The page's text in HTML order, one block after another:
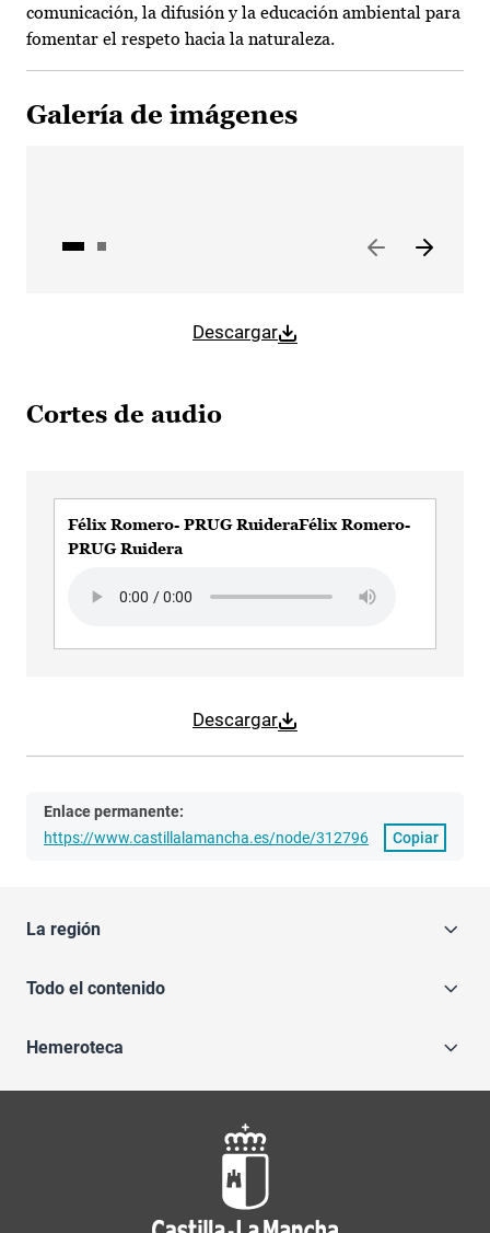
comunicación, la difusión y la educación ambiental para
fomentar el respeto hacia la naturaleza.
Galería de imágenes
Descargar
Cortes de audio
Descargar
Félix Romero- PRUG RuideraFélix Romero-
PRUG Ruidera
Enlace permanente:
https://www.castillalamancha.es/node/312796
Copiar
La región
Todo el contenido
Hemeroteca